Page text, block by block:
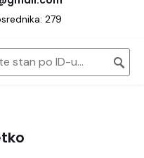
279